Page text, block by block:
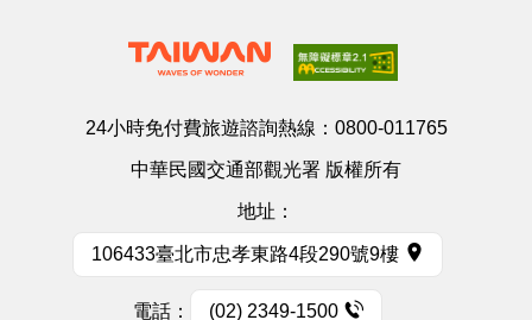
24小時免付費旅遊諮詢熱線： 0800-011765
中華民國交通部觀光署 版權所有
地址：
106433臺北市忠孝東路4段290號9樓
電話： (02) 2349-1500